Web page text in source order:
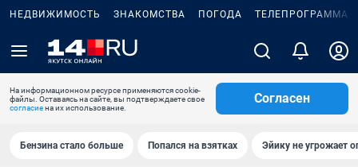
НЕДВИЖИМОСТЬ ЗНАКОМСТВА ПОГОДА ТЕЛЕПРОГРАММА
На информационном ресурсе применяются cookie-
файлы. Оставаясь на сайте, вы подтверждаете свое
согласиена их использование.
Согласен
Бензина стало больше Попался на взятках Эйику не угрожает